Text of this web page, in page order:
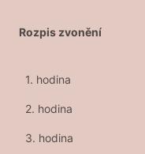
Rozpis zvonění
1. hodina
2. hodina
3. hodina